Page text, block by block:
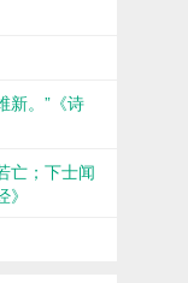
新。”《诗
亡；下士闻